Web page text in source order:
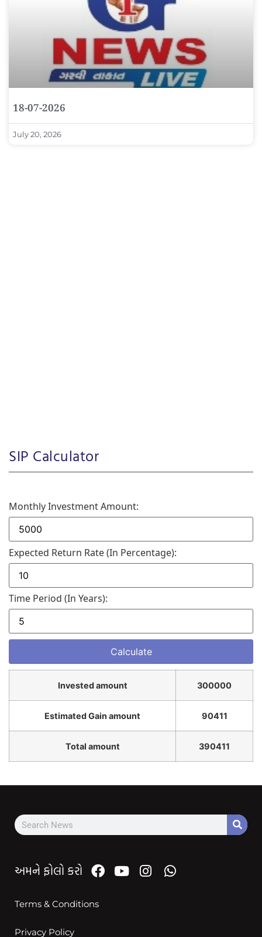
18-07-2026
July 20, 2026
SIP Calculator
Monthly Investment Amount:
Expected Return Rate (in Percentage):
Time Period (in Years):
Invested amount 300000
Estimated Gain amount 90411
Total amount 390411
અમને ફોલો કરો
Terms & Conditions
Privacy Policy